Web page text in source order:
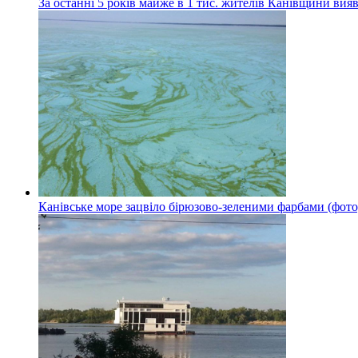
За останні 5 років майже в 1 тис. жителів Канівщини
Канівське море зацвіло бірюзово-зеленими фарбами